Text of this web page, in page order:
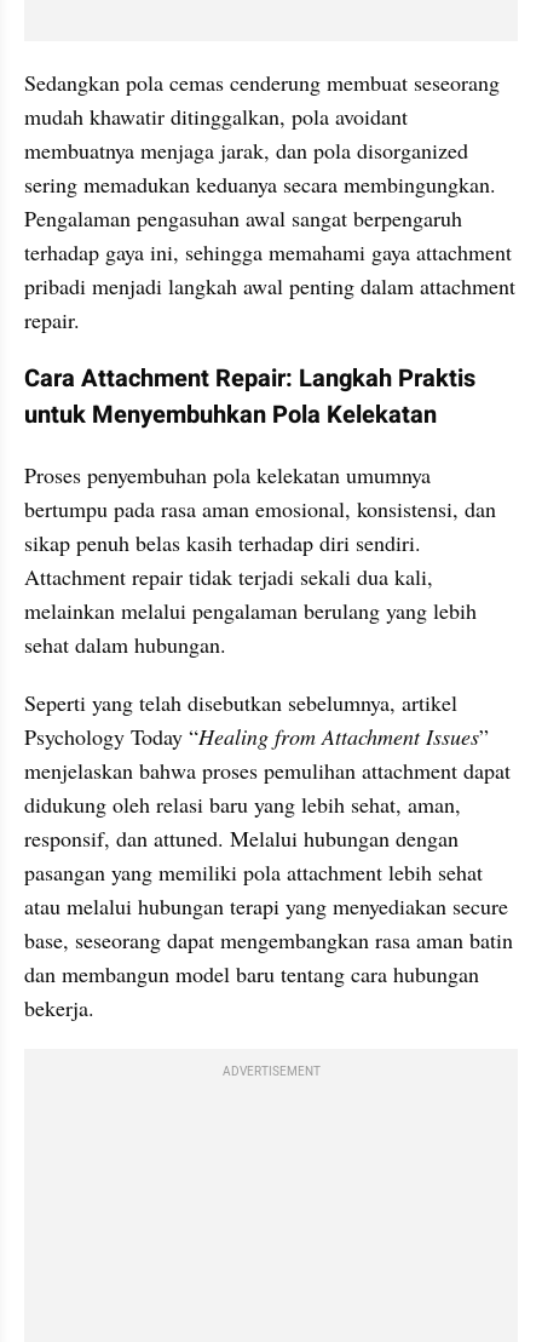
Sedangkan pola cemas cenderung membuat seseorang
mudah khawatir ditinggalkan, pola avoidant
membuatnya menjaga jarak, dan pola disorganized
sering memadukan keduanya secara membingungkan.
Pengalaman pengasuhan awal sangat berpengaruh
terhadap gaya ini, sehingga memahami gaya attachment
pribadi menjadi langkah awal penting dalam attachment
repair.
Cara Attachment Repair: Langkah Praktis
untuk Menyembuhkan Pola Kelekatan
Proses penyembuhan pola kelekatan umumnya
bertumpu pada rasa aman emosional, konsistensi, dan
sikap penuh belas kasih terhadap diri sendiri.
Attachment repair tidak terjadi sekali dua kali,
melainkan melalui pengalaman berulang yang lebih
sehat dalam hubungan.
Seperti yang telah disebutkan sebelumnya, artikel
Psychology Today “Healing from Attachment Issues”
menjelaskan bahwa proses pemulihan attachment dapat
didukung oleh relasi baru yang lebih sehat, aman,
responsif, dan attuned. Melalui hubungan dengan
pasangan yang memiliki pola attachment lebih sehat
atau melalui hubungan terapi yang menyediakan secure
base, seseorang dapat mengembangkan rasa aman batin
dan membangun model baru tentang cara hubungan
bekerja.
ADVERTISEMENT